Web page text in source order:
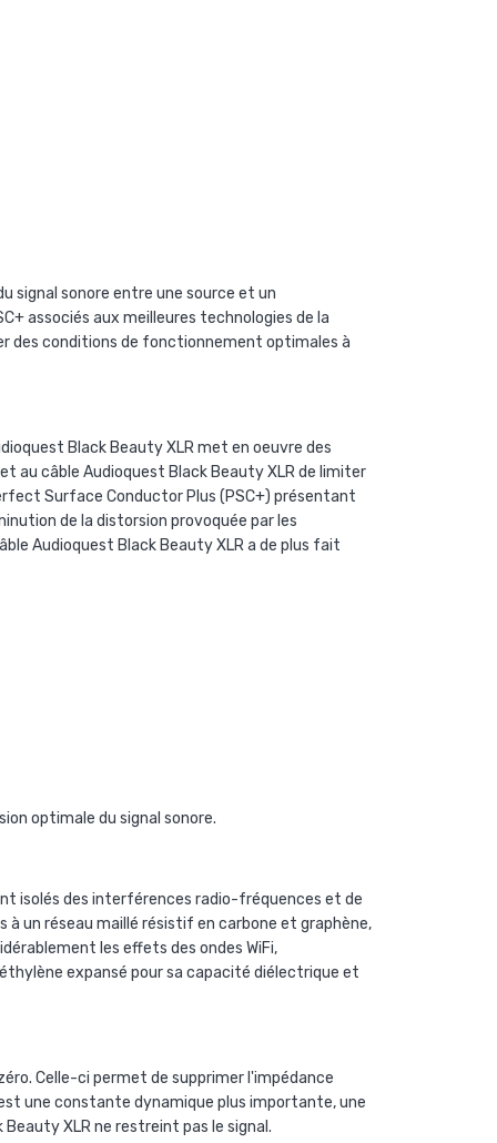
signal sonore entre une source et un
associés aux meilleures technologies de la
des conditions de fonctionnement optimales à
Black Beauty XLRmet en oeuvre des
au câble Audioquest Black Beauty XLRde limiter
Surface Conductor Plus (PSC+) présentant
de la distorsion provoquée par les
Audioquest Black Beauty XLRa de plus fait
optimale du signal sonore.
isolés des interférences radio-fréquences et de
un réseau maillé résistif en carbone et graphène,
les effets des ondes WiFi,
expansé pour sa capacité diélectrique et
Celle-ci permet de supprimer l'impédance
une constante dynamique plus importante, une
XLR ne restreint pas le signal.